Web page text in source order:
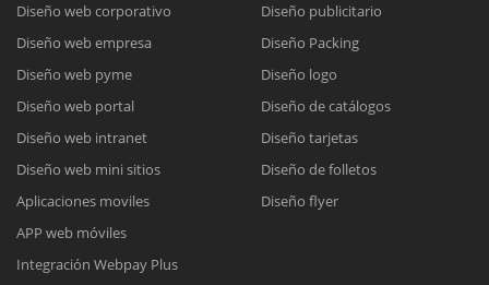
Diseño web corporativo
Diseño web empresa
Diseño web pyme
Diseño web portal
Diseño web intranet
Diseño web mini sitios
Aplicaciones moviles
APP web móviles
Integración Webpay Plus
Diseño publicitario
Diseño Packing
Diseño logo
Diseño de catálogos
Diseño tarjetas
Diseño de folletos
Diseño flyer